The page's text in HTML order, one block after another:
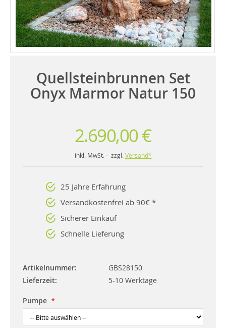
Quellsteinbrunnen Set
Onyx Marmor Natur 150
2.690,00 €
inkl. MwSt. - zzgl. Versand*
25 Jahre Erfahrung
Versandkostenfrei ab 90€ *
Sicherer Einkauf
Schnelle Lieferung
Artikelnummer
GBS28150
Lieferzeit
5-10 Werktage
Pumpe